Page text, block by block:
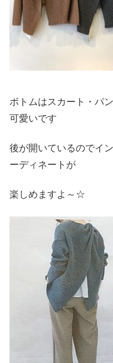
ボトムはスカート・パ
可愛いです
後が開いているのでイ
ーディネートが
楽しめますよ～☆